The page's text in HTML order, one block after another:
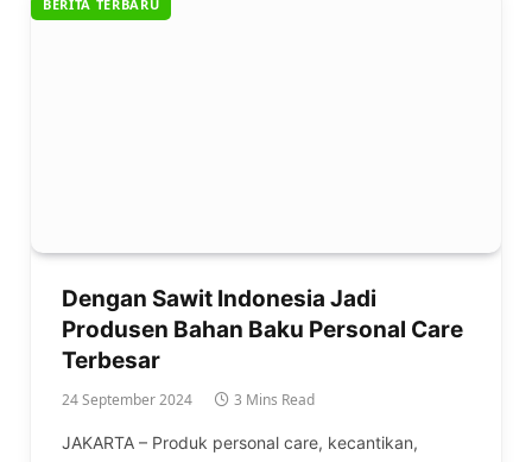
BERITA TERBARU
Dengan Sawit Indonesia Jadi
Produsen Bahan Baku Personal Care
Terbesar
24 September 2024 3 Mins Read
JAKARTA – Produk personal care, kecantikan,